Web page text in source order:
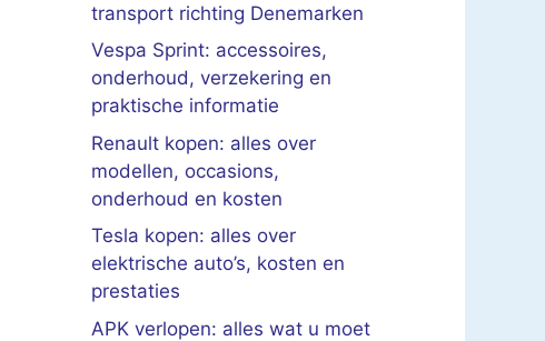
transport richting Denemarken
Vespa Sprint: accessoires,
onderhoud, verzekering en
praktische informatie
Renault kopen: alles over
modellen, occasions,
onderhoud en kosten
Tesla kopen: alles over
elektrische auto’s, kosten en
prestaties
APK verlopen: alles wat u moet